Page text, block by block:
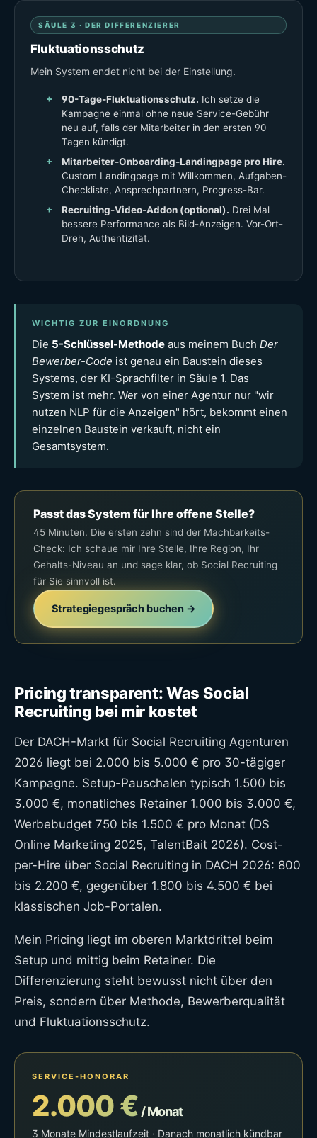
SÄULE 3 · DER DIFFERENZIERER
Fluktuationsschutz
Mein System endet nicht bei der Einstellung.
90-Tage-Fluktuationsschutz. Ich setze die
Kampagne einmal ohne neue Service-Gebühr
neu auf, falls der Mitarbeiter in den ersten 90
Tagen kündigt.
Mitarbeiter-Onboarding-Landingpage pro Hire.
Custom Landingpage mit Willkommen, Aufgaben-
Checkliste, Ansprechpartnern, Progress-Bar.
Recruiting-Video-Addon (optional). Drei Mal
bessere Performance als Bild-Anzeigen. Vor-Ort-
Dreh, Authentizität.
WICHTIG ZUR EINORDNUNG
Die 5-Schlüssel-Methode aus meinem Buch Der
Bewerber-Code ist genau ein Baustein dieses
Systems, der KI-Sprachfilter in Säule 1. Das
System ist mehr. Wer von einer Agentur nur "wir
nutzen NLP für die Anzeigen" hört, bekommt einen
einzelnen Baustein verkauft, nicht ein
Gesamtsystem.
Passt das System für Ihre offene Stelle?
45 Minuten. Die ersten zehn sind der Machbarkeits-
Check: Ich schaue mir Ihre Stelle, Ihre Region, Ihr
Gehalts-Niveau an und sage klar, ob Social Recruiting
für Sie sinnvoll ist.
Strategiegespräch buchen →
Pricing transparent: Was Social
Recruiting bei mir kostet
Der DACH-Markt für Social Recruiting Agenturen
2026 liegt bei 2.000 bis 5.000 € pro 30-tägiger
Kampagne. Setup-Pauschalen typisch 1.500 bis
3.000 €, monatliches Retainer 1.000 bis 3.000 €,
Werbebudget 750 bis 1.500 € pro Monat (DS
Online Marketing 2025, TalentBait 2026). Cost-
per-Hire über Social Recruiting in DACH 2026: 800
bis 2.200 €, gegenüber 1.800 bis 4.500 € bei
klassischen Job-Portalen.
Mein Pricing liegt im oberen Marktdrittel beim
Setup und mittig beim Retainer. Die
Differenzierung steht bewusst nicht über den
Preis, sondern über Methode, Bewerberqualität
und Fluktuationsschutz.
SERVICE-HONORAR
2.000 €/ Monat
3 Monate Mindestlaufzeit · Danach monatlich kündbar